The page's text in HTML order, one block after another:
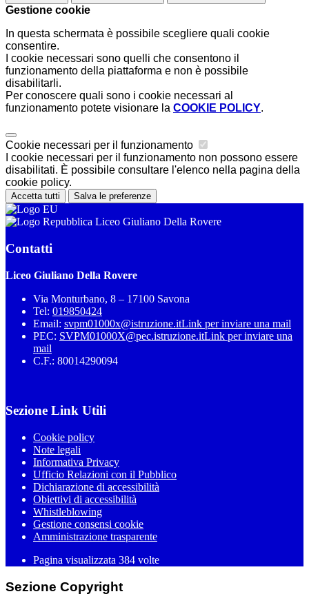
Gestione cookie
In questa schermata è possibile scegliere quali cookie
consentire.
I cookie necessari sono quelli che consentono il
funzionamento della piattaforma e non è possibile
disabilitarli.
Per conoscere quali sono i cookie necessari al
funzionamento potete visionare la COOKIE POLICY.
Cookie necessari per il funzionamento
I cookie necessari per il funzionamento non possono essere
disabilitati. È possibile consultare l'elenco nella pagina della
cookie policy.
Accetta tutti Salva le preferenze
Liceo Giuliano Della Rovere
Contatti
Liceo Giuliano Della Rovere
Via Monturbano, 8 – 17100 Savona
Tel: 019850424
Email: svpm01000x@istruzione.itLink per inviare una mail
PEC: SVPM01000X@pec.istruzione.itLink per inviare una
mail
C.F.: 80014290094
Sezione Link Utili
Cookie policy
Note legali
Informativa Privacy
Ufficio Relazioni con il Pubblico
Dichiarazione di accessibilità
Obiettivi di accessibilità
Whistleblowing
Gestione consensi cookie
Amministrazione trasparente
Pagina visualizzata 384 volte
Sezione Copyright